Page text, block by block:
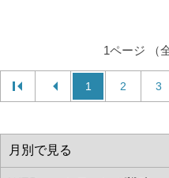
1ページ （
1 2 3